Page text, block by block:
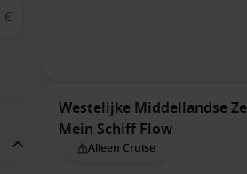
€
Westelijke Middellandse
Mein Schiff Flow
Alleen Cruise